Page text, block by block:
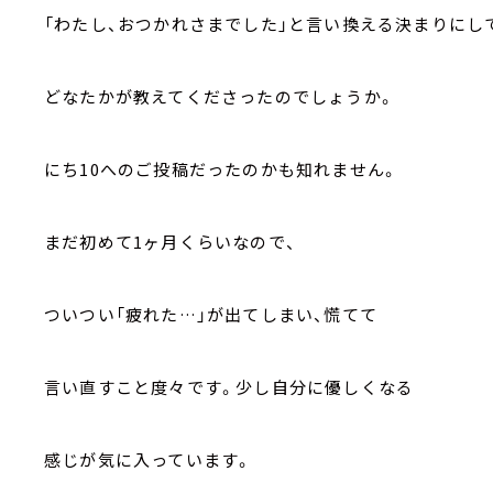
「わたし、おつかれさまでした」と言い換える決まりにし
どなたかが教えてくださったのでしょうか。
にち10へのご投稿だったのかも知れません。
まだ初めて1ヶ月くらいなので、
ついつい「疲れた…」が出てしまい、慌てて
言い直すこと度々です。少し自分に優しくなる
感じが気に入っています。